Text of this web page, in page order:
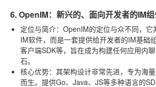
6. OpenIM：新兴的、面向开发者的IM
定位与简介：OpenIM的定位与众不同，它
IM软件，而是一套提供给开发者的IM基础
客户端SDK等，旨在成为构建任何应用内
石。
核心优势：其架构设计非常先进，专为海
而生。提供Go、Java、JS等多种语言的